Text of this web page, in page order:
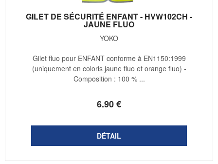
GILET DE SÉCURITÉ ENFANT - HVW102CH -
JAUNE FLUO
YOKO
6.90€
Gilet fluo pour ENFANT conforme à EN1150:1999
(uniquement en coloris jaune fluo et orange fluo) -
Composition : 100 % ...